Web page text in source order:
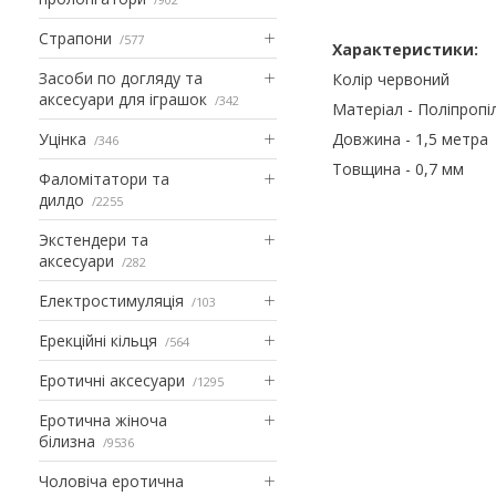
Страпони 577
Засоби по догляду та
аксесуари для іграшок
342
Уцінка 346
Фаломітатори та
дилдо
2255
Экстендери та
аксесуари
282
Електростимуляція 103
Ерекційні кільця 564
Еротичні аксесуари 1295
Еротична жіноча
білизна
9536
Чоловіча еротична
Характеристики:
Колір червоний
Матеріал -
Довжина - 1,5 метра
Товщина - 0,7 мм